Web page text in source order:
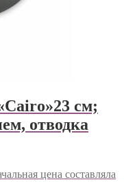
см;
отводка
цена составляла